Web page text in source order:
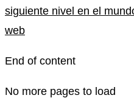
End of content
No more pages to load